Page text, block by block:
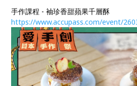
手作課程 - 袖珍香甜蘋果千層酥
https://www.accupass.com/event/